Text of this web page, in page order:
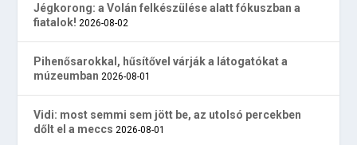
Jégkorong: a Volán felkészülése alatt fókuszban a
fiatalok! 2026-08-02
Pihenősarokkal, hűsítővel várják a látogatókat a
múzeumban 2026-08-01
Vidi: most semmi sem jött be, az utolsó percekben
dőlt el a meccs 2026-08-01